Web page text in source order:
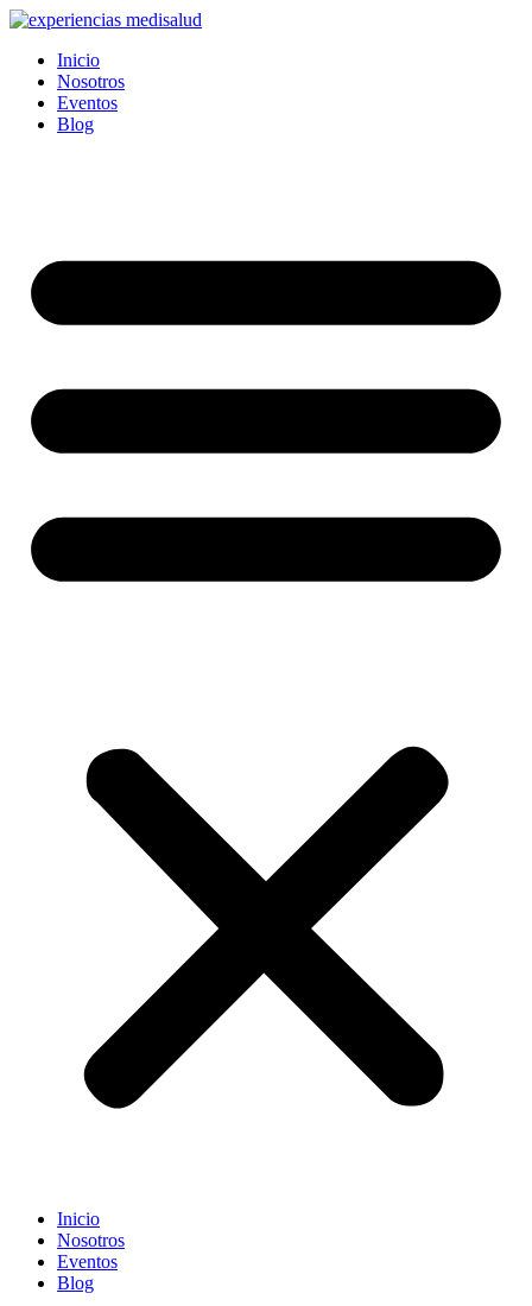
Ir
contenido
Inicio
Nosotros
Eventos
Blog
Inicio
Nosotros
Eventos
Blog